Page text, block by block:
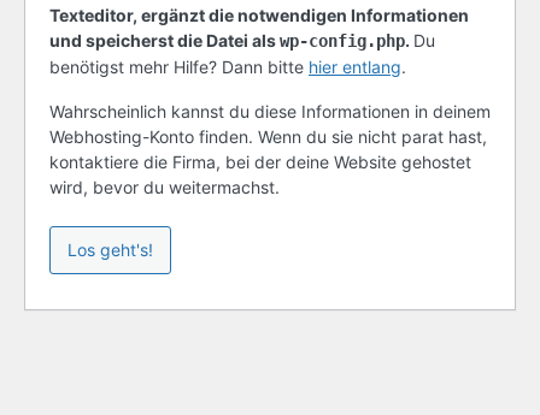
Texteditor, ergänzt die notwendigen Informationen
und speicherst die Datei alswp-config.php. Du
benötigst mehr Hilfe? Dann bitte hier entlang.
Wahrscheinlich kannst du diese Informationen in deinem
Webhosting-Konto finden. Wenn du sie nicht parat hast,
kontaktiere die Firma, bei der deine Website gehostet
wird, bevor du weitermachst.
Los geht's!